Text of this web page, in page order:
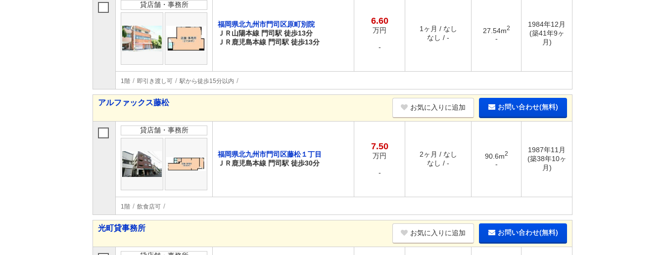
貸店舗・事務所
福岡県北九州市門司区原町別院
ＪＲ山陽本線 門司駅 徒歩13分
ＪＲ鹿児島本線 門司駅 徒歩13分
6.60
万円
-
1ヶ月 / なし
なし / -
27.54m2
-
1984年12月
(築41年9ヶ
月)
1階 即引き渡し可 駅から徒歩15分以内
アルファックス藤松
お気に入りに追加 お問い合わせ(無料)
貸店舗・事務所
福岡県北九州市門司区藤松１丁目
ＪＲ鹿児島本線 門司駅 徒歩30分
7.50
万円
-
2ヶ月 / なし
なし / -
90.6m2
-
1987年11月
(築38年10ヶ
月)
1階 飲食店可
光町貸事務所
お気に入りに追加 お問い合わせ(無料)